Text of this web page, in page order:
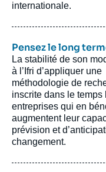
internationale.
Pensez le long
La stabilité de son
à l’Ifri d’appliquer une
méthodologie de
inscrite dans le temps
entreprises qui en
augmentent leur
prévision et
changement.